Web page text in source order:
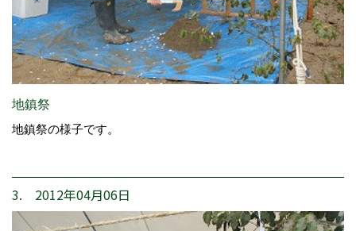
地鎮祭
地鎮祭の様子です。
3. 2012年04月06日